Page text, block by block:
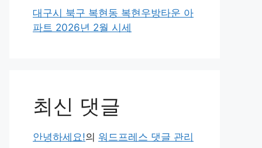
대구시 북구 복현동 복현우방타운 아
파트 2026년 2월 시세
최신 댓글
안녕하세요!의 워드프레스 댓글 관리